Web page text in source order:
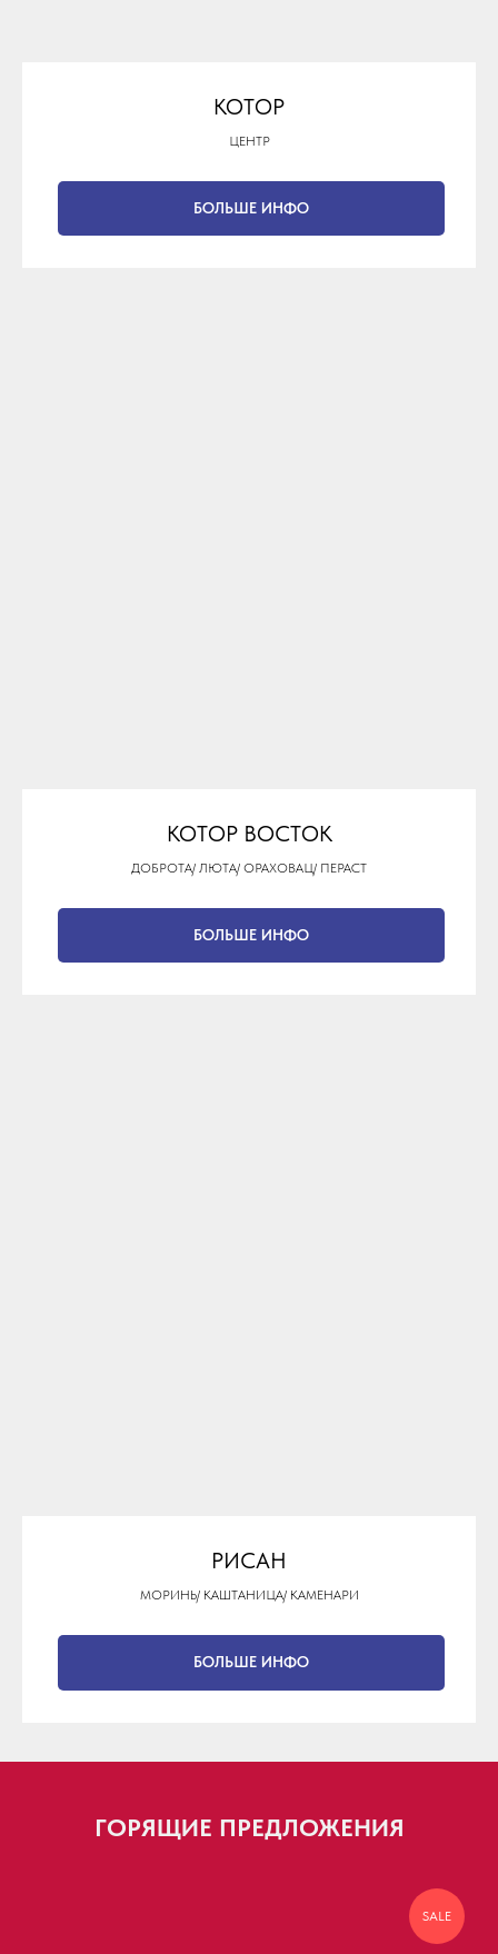
КОТОР
ЦЕНТР
БОЛЬШЕ ИНФО
КОТОР ВОСТОК
ДОБРОТА/ ЛЮТА/ ОРАХОВАЦ/ ПЕРАСТ
БОЛЬШЕ ИНФО
РИСАН
MОРИНЬ/ КАШТАНИЦА/ КАМЕНАРИ
БОЛЬШЕ ИНФО
ГОРЯЩИЕ ПРЕДЛОЖЕНИЯ
SALE